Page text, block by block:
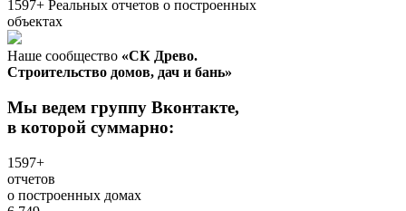
1597+ Реальных отчетов о построенных
объектах
Наше сообщество «СК Древо.
Строительство домов, дач и бань»
Мы ведем группу Вконтакте,
в которой суммарно:
1597+
отчетов
о построенных домах